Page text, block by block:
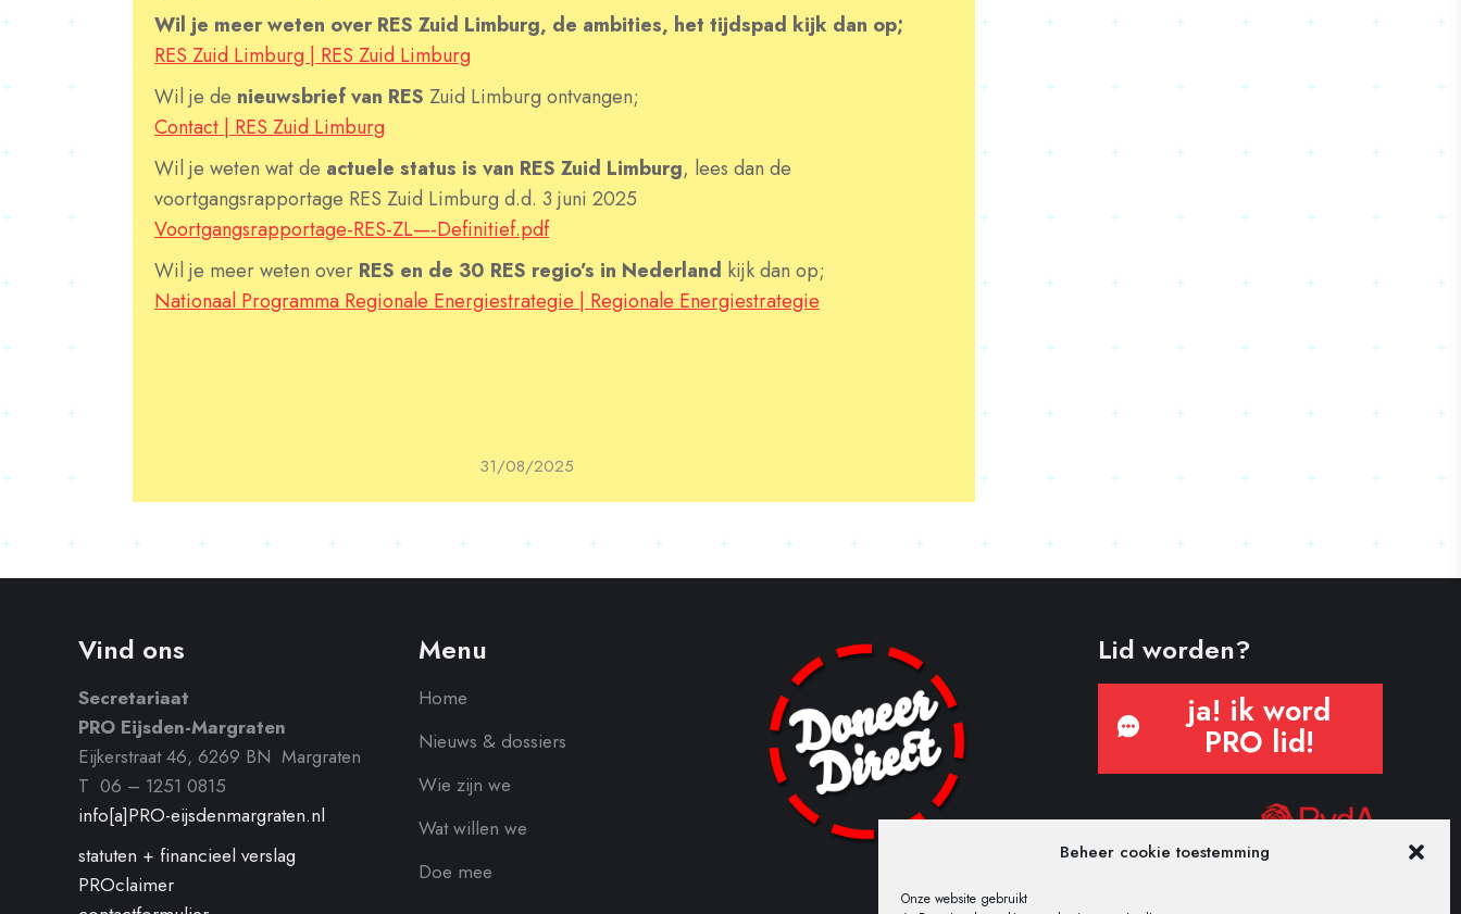
Beheer cookie toestemming
Onze website gebruikt
Wil je meer weten over RES Zuid Limburg, de ambities, het tijdspad kijk dan op;
RES Zuid Limburg | RES Zuid Limburg
Wil je de nieuwsbrief van RES Zuid Limburg ontvangen;
Contact | RES Zuid Limburg
Wil je weten wat de actuele status is van RES Zuid Limburg, lees dan de
voortgangsrapportage RES Zuid Limburg d.d. 3 juni 2025
Voortgangsrapportage-RES-ZL—-Definitief.pdf
Wil je meer weten over RES en de 30 RES regio’s in Nederland kijk dan op;
Nationaal Programma Regionale Energiestrategie | Regionale Energiestrategie
31/08/2025
Vind ons
Secretariaat
PRO Eijsden-Margraten
Eijkerstraat 46, 6269 BN Margraten
T 06 – 1251 0815
info[a]PRO-eijsdenmargraten.nl
statuten + financieel verslag
PROclaimer
Menu
Home
Nieuws & dossiers
Wie zijn we
Wat willen we
Doe mee
Lid worden?
ja! ik word
PRO lid!